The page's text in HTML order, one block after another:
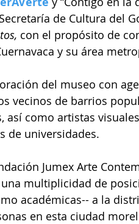
de Cultura del
con el propósito de
y su área
del museo con
vecinos de barrios
así como artistas
de universidades.
Jumex Arte
multiplicidad de
académicas-- a la
en esta ciudad